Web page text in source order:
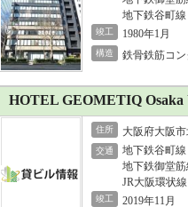
地下鉄谷町
竣工 1980年1月
構造 鉄骨鉄筋コ
HOTEL GEOMETIQ Osaka
住所 大阪府大阪
交通
地下鉄谷町
地下鉄御堂
JR大阪環状
竣工 2019年11月